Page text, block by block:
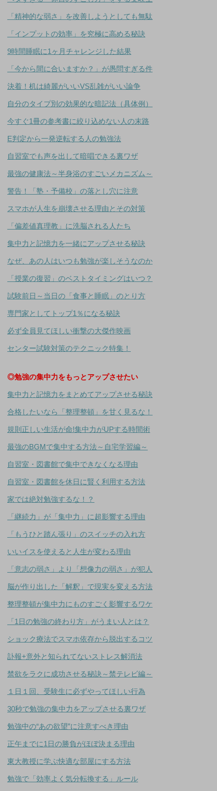
「精神的な弱さ」を改善しようとしても無駄
「インプットの効率」を究極に高める秘訣
9時間睡眠に1ヶ月チャレンジした結果
「今から間に合いますか？」が愚問すぎる件
決着！机は綺麗がいいVS乱雑がいい論争
自分のタイプ別の効果的な暗記法（具体例）
今すぐ1冊の参考書に絞り込めない人の末路
E判定から一発逆転する人の勉強法
自習室でも声を出して暗唱できる裏ワザ
最強の健康法～半身浴のすごいメカニズム～
警告！「塾・予備校」の落とし穴に注意
スマホが人生を崩壊させる理由とその対策
「偏差値真理教」に洗脳される人たち
集中力と記憶力を一緒にアップさせる秘訣
なぜ、あの人はいつも勉強が楽しそうなのか
「授業の復習」のベストタイミングはいつ？
試験前日～当日の「食事と睡眠」のとり方
専門家としてトップ1％になる秘訣
必ず全員見てほしい衝撃の大傑作映画
センター試験対策のテクニック特集！
◎勉強の集中力をもっとアップさせたい
集中力と記憶力をまとめてアップさせる秘訣
合格したいなら「整理整頓」を甘く見るな！
規則正しい生活が命!集中力がUPする時間術
最強のBGMで集中する方法～自宅学習編～
自習室・図書館で集中できなくなる理由
自習室・図書館を休日に賢く利用する方法
家では絶対勉強するな！？
「継続力」が「集中力」に超影響する理由
「もうひと踏ん張り」のスイッチの入れ方
いいイスを使えると人生が変わる理由
「意志の弱さ」より「想像力の弱さ」が犯人
脳が作り出した「解釈」で現実を変える方法
整理整頓が集中力にものすごく影響するワケ
「1日の勉強の終わり方」がうまい人とは？
ショック療法でスマホ依存から脱出するコツ
訃報+意外と知られてないストレス解消法
禁欲をラクに成功させる秘訣～禁テレビ編～
１日１回、受験生に必ずやってほしい行為
30秒で勉強の集中力をアップさせる裏ワザ
勉強中の“あの欲望”に注意すべき理由
正午までに1日の勝負がほぼ決まる理由
東大教授に学ぶ快適な部屋にする方法
勉強で「効率よく気分転換する」ルール